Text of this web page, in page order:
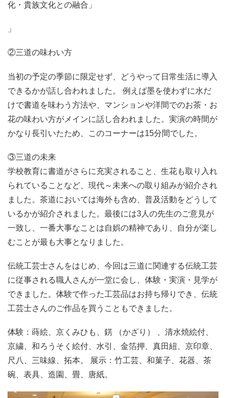
化・貴族文化との融合」
」
②三道の味わい方
当初の予定の季節に限定せず、どうやって日常生活に導入
できるかが話し合われました。 例えば墨を使わずに水だ
けで書道を味わう方法や、マンションや洋間でのお茶・お
花の味わい方がメインに話し合われました。実演の時間が
かなり長引いたため、このコーナーは15分間でした。
③三道の未来
学校教育に書道がさらに充実されること、生花も取り入れ
られていることなど、現代～未来への取り組みが紹介され
ました。茶道においては海外も含め、普及活動をどうして
いるかが紹介されました。最後には3人の先生のご意見が
一致し、一番大事なことは自娯の精神であり、自分が楽し
むことが最も大事となりました。
伝統工芸士さんをはじめ、今回は三道に関連する伝統工芸
に従事される職人さんが一堂に会し、体験・実演・見学が
できました。体験で作った工芸品はお持ち帰りでき、伝統
工芸士さんのご作品を買うこともできました。
体験：蒔絵、京くみひも、錺 （かざり） 、清水焼絵付、
京繍、和ろうそく絵付、水引、金箔押、真田紐、京印章、
尺八、三味線、拓本。 展示：竹工芸、和菓子、花器、茶
碗、表具、造園、畳、唐紙。